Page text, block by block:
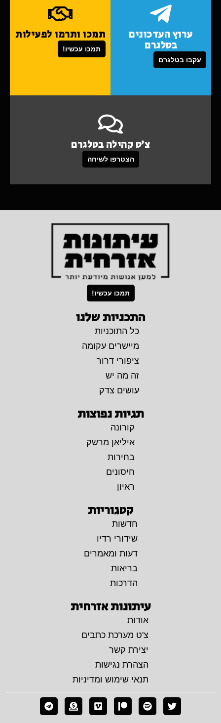
ערוץ העדכונים
בטלגרם
עקבו בטלגרם
תמכו ותרמו לפעילות
תמכו עכשיו!
צ'ט קהילה בטלגרם
הצטרפו לשיחה
תמכו עכשיו!
התכניות שלנו
כל התוכניות
מיישרים עקומה
ציפורי דרור
זה מה יש
עושים צדק
תגיות נפוצות
קורונה
איליאן מרשק
בחירות
חיסונים
ראיון
קטגוריות
חדשות
שידורי רדיו
דעות ומאמרים
בריאות
הדרכות
עיתונות אזרחית
אודות
צ'ט מערכת כתבים
יצירת קשר
הצהרת נגישות
תנאי שימוש ומדיניות